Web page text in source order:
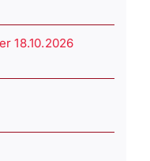
18.10.2026